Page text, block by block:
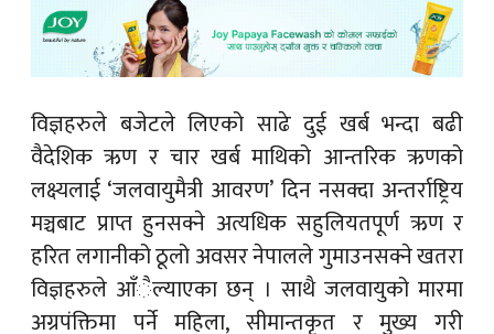
विज्ञहरुले बजेटले लिएको साढे दुई खर्ब भन्दा बढी
वैदेशिक ऋण र चार खर्ब माथिको आन्तरिक ऋणको
लक्ष्यलाई ‘जलवायुमैत्री आवरण’ दिन नसक्दा अन्तर्राष्ट्रिय
मञ्चबाट प्राप्त हुनसक्ने अत्यधिक सहुलियतपूर्ण ऋण र
हरित लगानीको ठूलो अवसर नेपालले गुमाउनसक्ने खतरा
विज्ञहरुले आँैल्याएका छन् । साथै जलवायुको मारमा
अग्रपंक्तिमा पर्ने महिला, सीमान्तकृत र मुख्य गरी